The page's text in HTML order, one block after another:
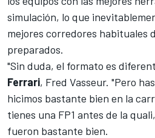
simulación, lo que
mejores corredores habituales
preparados.
"Sin duda, el formato es
Ferrari, Fred Vasseur. "Pero
hicimos bastante bien en la
tienes una FP1 antes de la
fueron bastante bien.